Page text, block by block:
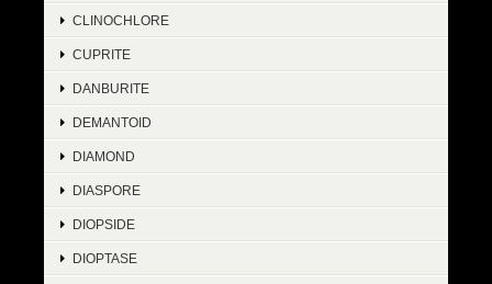
CLINOCHLORE
CUPRITE
DANBURITE
DEMANTOID
DIAMOND
DIASPORE
DIOPSIDE
DIOPTASE